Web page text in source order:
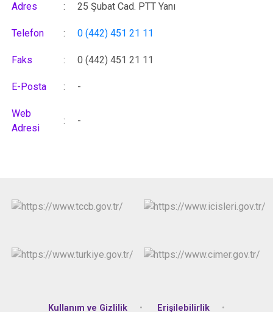
Köprüköy
Narman
Palandöken
Yakutiye
Adres : 25 Şubat Cad. PTT Yanı
Telefon : 0 (442) 451 21 11
Faks : 0 (442) 451 21 11
E-Posta : -
Web
Adresi
: -
Kullanım ve Gizlilik Erişilebilirlik